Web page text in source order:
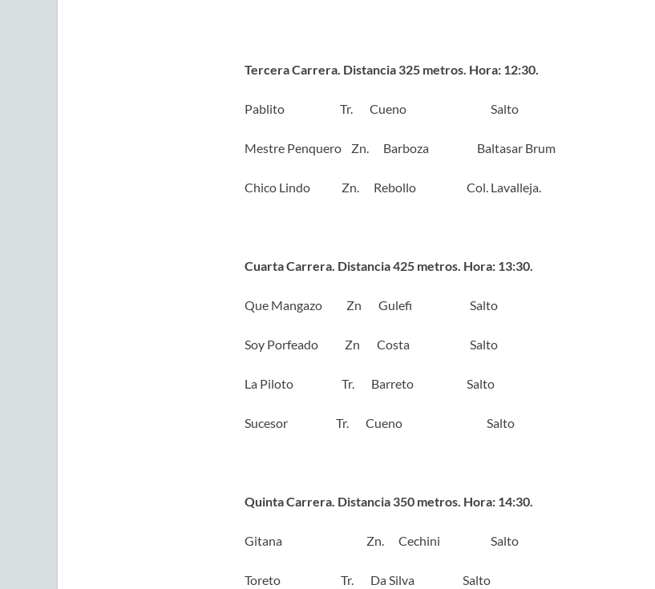
Tercera Carrera. Distancia 325 metros. Hora: 12:30.
Pablito Tr. Cueno Salto
Mestre Penquero Zn. Barboza Baltasar Brum
Chico Lindo Zn. Rebollo Col. Lavalleja.
Cuarta Carrera. Distancia 425 metros. Hora: 13:30.
Que Mangazo Zn Gulefi Salto
Soy Porfeado Zn Costa Salto
La Piloto Tr. Barreto Salto
Sucesor Tr. Cueno Salto
Quinta Carrera. Distancia 350 metros. Hora: 14:30.
Gitana Zn. Cechini Salto
Toreto Tr. Da Silva Salto